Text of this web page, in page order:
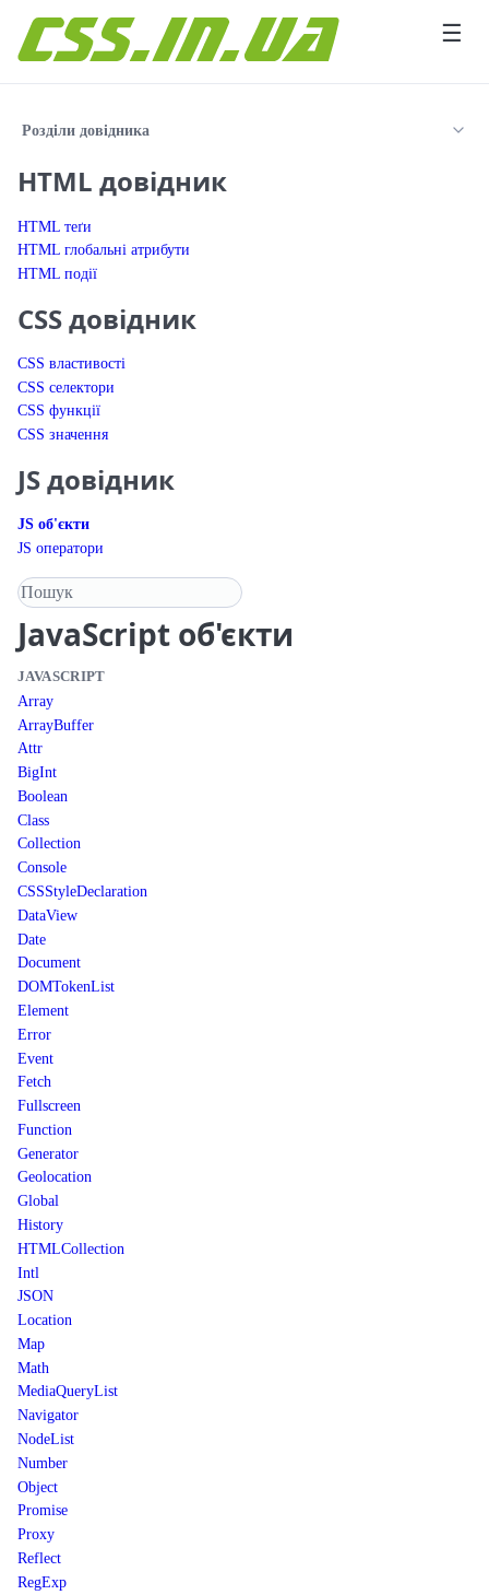
☰
Розділи довідника
HTML довідник
HTML теґи
HTML глобальні атрибути
HTML події
CSS довідник
CSS властивості
CSS селектори
CSS функції
CSS значення
JS довідник
JS об'єкти
JS оператори
Пошук у довіднику
JavaScript об'єкти
JAVASCRIPT
Array
ArrayBuffer
Attr
BigInt
Boolean
Class
Collection
Console
CSSStyleDeclaration
DataView
Date
Document
DOMTokenList
Element
Error
Event
Fetch
Fullscreen
Function
Generator
Geolocation
Global
History
HTMLCollection
Intl
JSON
Location
Map
Math
MediaQueryList
Navigator
NodeList
Number
Object
Promise
Proxy
Reflect
RegExp